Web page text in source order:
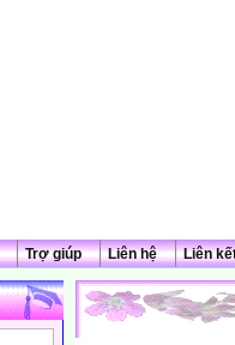
Trợ giúp Liên hệ Liên